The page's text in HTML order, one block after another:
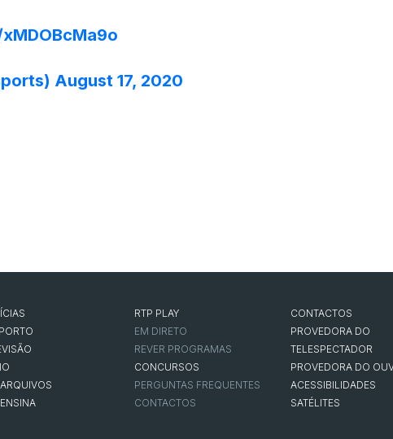
August 17, 2020
RTP PLAY
EM DIRETO
REVER PROGRAMAS
CONCURSOS
PERGUNTAS FREQUENTES
CONTACTOS
CONTACTOS
PROVEDORA DO
TELESPECTADOR
PROVEDORA DO
ACESSIBILIDADES
SATÉLITES